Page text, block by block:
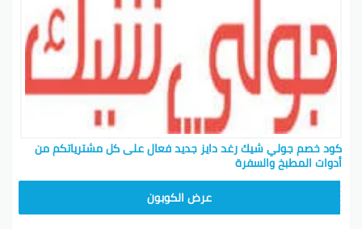
كود خصم جولي شيك رغد دايز جديد فعال على كل مشترياتكم من
أدوات المطبخ والسفرة
عرض الكوبون